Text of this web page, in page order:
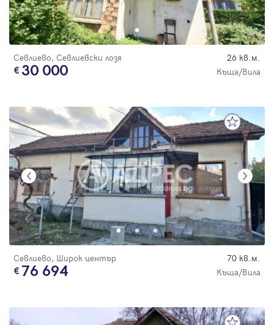
Севлиево, Севлиевски лозя 26 кв.м.
30 000 Къща/Вила
Севлиево, Широк център 70 кв.м.
76 694 Къща/Вила